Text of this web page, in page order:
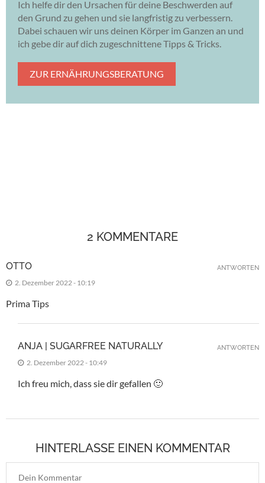
Ich helfe dir den Ursachen für deine Beschwerden auf
den Grund zu gehen und sie langfristig zu verbessern.
Dabei schauen wir uns deinen Körper im Ganzen an und
ich gebe dir auf dich zugeschnittene Tipps & Tricks.
ZUR ERNÄHRUNGSBERATUNG
2 KOMMENTARE
OTTO
2. Dezember 2022 - 10:19
Prima Tips
ANTWORTEN
ANJA | SUGARFREE NATURALLY
2. Dezember 2022 - 10:49
Ich freu mich, dass sie dir gefallen 🙂
ANTWORTEN
HINTERLASSE EINEN KOMMENTAR